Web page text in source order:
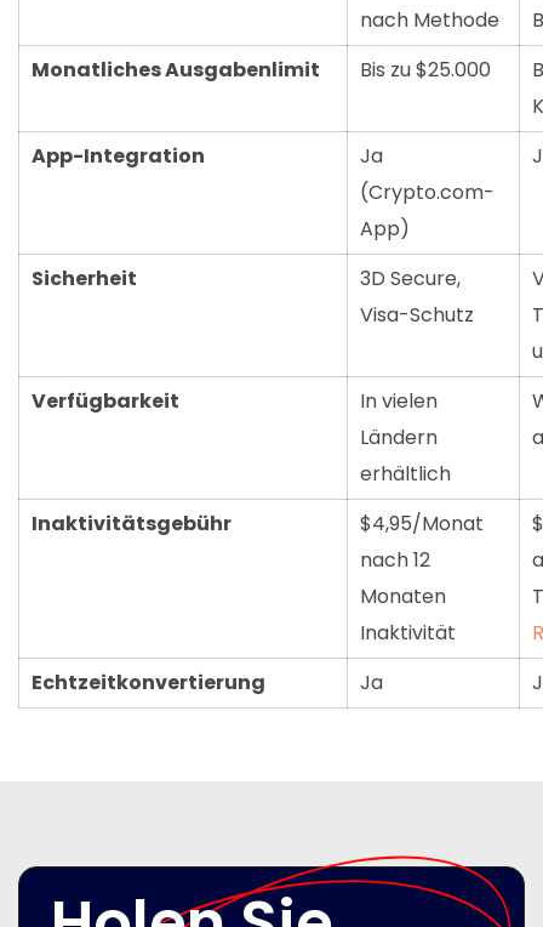
nach Methode
Monatliches Ausgabenlimit
Bis zu $25.000
App-Integration
Ja
(Crypto.com-
App)
Sicherheit
3D Secure,
Visa-Schutz
Verfügbarkeit
In vielen
Ländern
erhältlich
Inaktivitätsgebühr
$4,95/Monat
nach 12
Monaten
Inaktivität
Echtzeitkonvertierung
Ja